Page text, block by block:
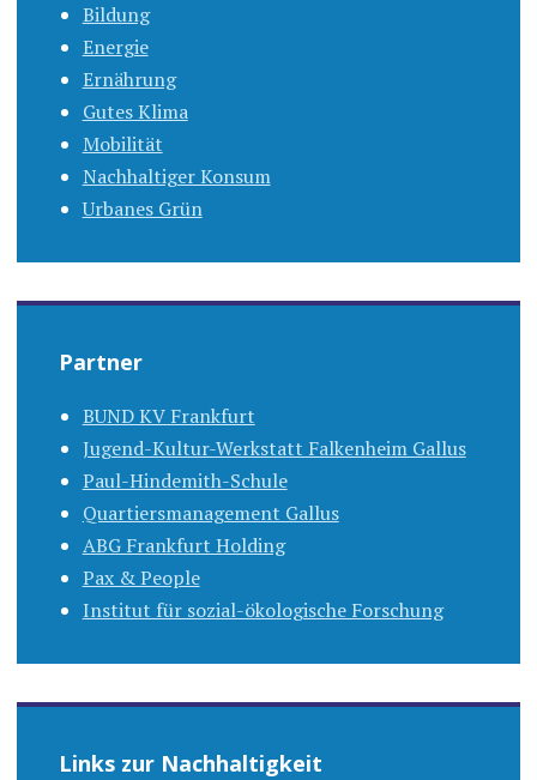
Bildung
Energie
Ernährung
Gutes Klima
Mobilität
Nachhaltiger Konsum
Urbanes Grün
Partner
BUND KV Frankfurt
Jugend-Kultur-Werkstatt Falkenheim Gallus
Paul-Hindemith-Schule
Quartiersmanagement Gallus
ABG Frankfurt Holding
Pax & People
Institut für sozial-ökologische Forschung
Links zur Nachhaltigkeit